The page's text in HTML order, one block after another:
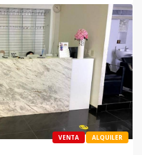
VENTA ALQUILER